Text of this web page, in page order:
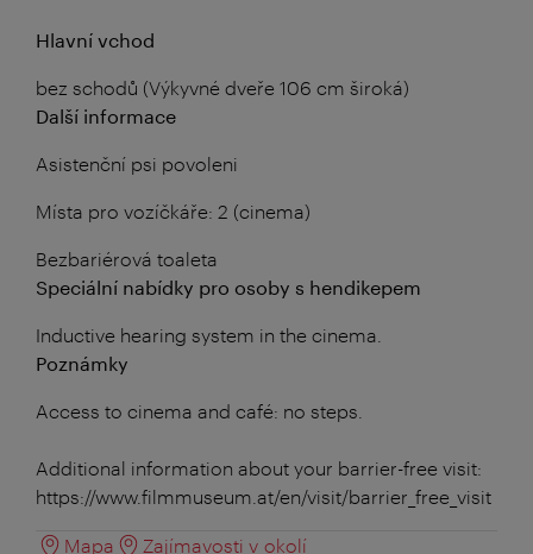
Hlavní vchod
bez schodů (Výkyvné dveře 106 cm široká)
Další informace
Asistenční psi povoleni
Místa pro vozíčkáře: 2 (cinema)
Bezbariérová toaleta
Speciální nabídky pro osoby s hendikepem
Inductive hearing system in the cinema.
Poznámky
Access to cinema and café: no steps.
Additional information about your barrier-free visit:
https://www.filmmuseum.at/en/visit/barrier_free_visit
Mapa Zajímavosti v okolí